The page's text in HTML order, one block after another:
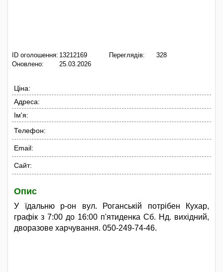
ID оголошення: 13212169
Оновлено:
25.03.2026
Переглядів: 328
Ціна:
Адреса:
Ім'я:
Телефон:
Email:
Сайт:
Опис
У їдальню р-он вул. Роганській потрібен Кухар,
графік з 7:00 до 16:00 п'ятиденка Сб. Нд. вихідний,
дворазове харчування. 050-249-74-46.